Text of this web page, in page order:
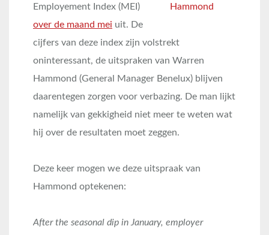
Employement Index (MEI)
over de maand mei uit. De
cijfers van deze index zijn volstrekt
oninteressant, de uitspraken van Warren
Hammond (General Manager Benelux) blijven
daarentegen zorgen voor verbazing. De man lijkt
namelijk van gekkigheid niet meer te weten wat
hij over de resultaten moet zeggen.
Deze keer mogen we deze uitspraak van
Hammond optekenen:
After the seasonal dip in January, employer